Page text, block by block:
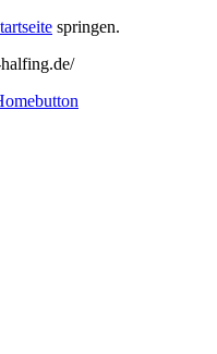
springen.